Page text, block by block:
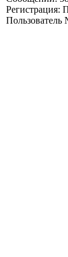
Регистрация:
Пользователь